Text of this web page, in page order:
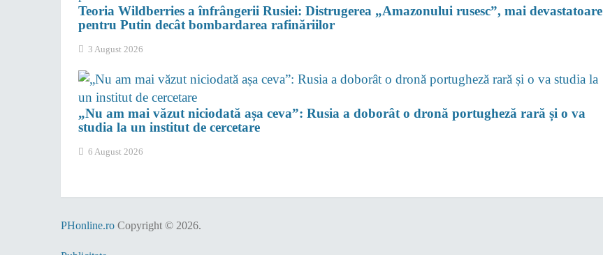
Teoria Wildberries a înfrângerii Rusiei: Distrugerea „Amazonului rusesc”, mai devastatoare
pentru Putin decât bombardarea rafinăriilor
3 August 2026
„Nu am mai văzut niciodată așa ceva”: Rusia a doborât o dronă portugheză rară și o va
studia la un institut de cercetare
6 August 2026
PHonline.ro Copyright © 2026.